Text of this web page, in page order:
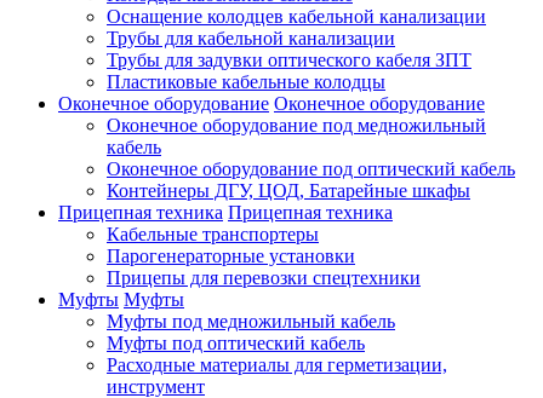
Оснащение колодцев кабельной канализации
Трубы для кабельной канализации
Трубы для задувки оптического кабеля ЗПТ
Пластиковые кабельные колодцы
Оконечное оборудование Оконечное оборудование
Оконечное оборудование под медножильный
кабель
Оконечное оборудование под оптический кабель
Контейнеры ДГУ, ЦОД, Батарейные шкафы
Прицепная техника Прицепная техника
Кабельные транспортеры
Парогенераторные установки
Прицепы для перевозки спецтехники
Муфты Муфты
Муфты под медножильный кабель
Муфты под оптический кабель
Расходные материалы для герметизации,
инструмент